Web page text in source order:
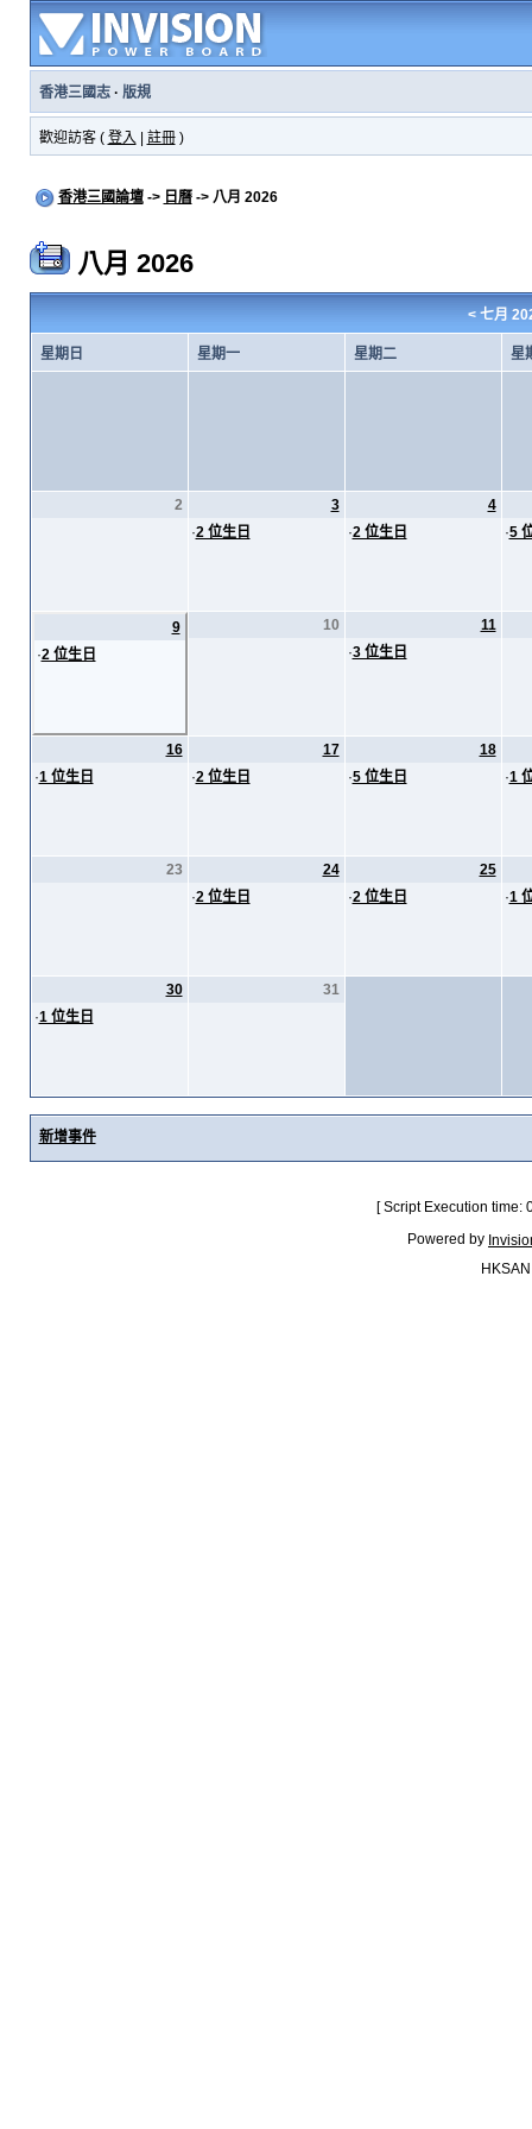
香港三國志· 版規
歡迎訪客 ( 登入 註冊)
香港三國論壇-> 日曆-> 八月 2026
八月 2026
< 七月
星期日 星期一 星期二 星
2
3
·2 位生日
4
·2 位生日 ·5
9
·2 位生日
10
11
·3 位生日
16
·1 位生日
17
·2 位生日
18
·5 位生日 ·1
23
24
·2 位生日
25
·2 位生日 ·1
30
·1 位生日
31
新增事件
[ Script Execution
Powered by